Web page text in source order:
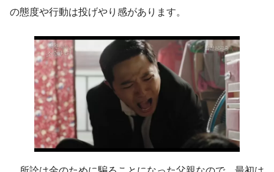
の態度や行動は投げやり感があります。